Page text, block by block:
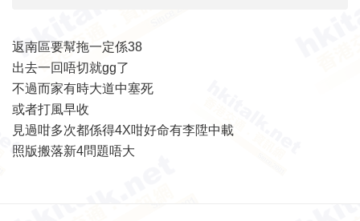
返南區要幫拖一定係38
出去一回唔切就gg了
不過而家有時大道中塞死
或者打風早收
見過咁多次都係得4X咁好命有李陞中載
照版搬落新4問題唔大